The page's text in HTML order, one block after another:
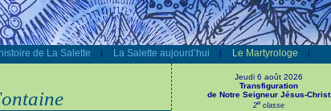
de La Salette | La Salette aujourd’hui | Le Martyrologe |
Jeudi 6 août 2026
Transfiguration
de Notre Seigneur Jésus-Christ
2eclasse